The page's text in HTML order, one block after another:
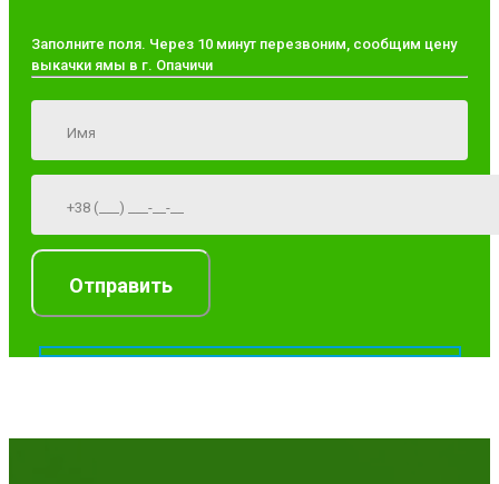
Заполните поля. Через 10 минут перезвоним, сообщим цену
выкачки ямы в г. Опачичи